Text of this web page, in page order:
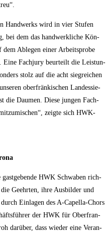
Hand­werks wird in vier Stu­fen
bei dem das hand­werk­li­che Kön­
Able­gen einer Arbeits­pro­be
Eine Fach­ju­ry beur­teilt die Leis­tun­
stolz auf die acht sieg­rei­chen
ober­frän­ki­schen Lan­des­sie­
die Dau­men. Die­se jun­gen Fach­
zeig­te sich HWK-
HWK Schwa­ben rich­
Geehr­ten, ihre Aus­bil­der und
Ein­la­gen des A‑Ca­pel­la-Chors
der HWK für Ober­fran­
dar­über, dass wie­der eine Ver­an­